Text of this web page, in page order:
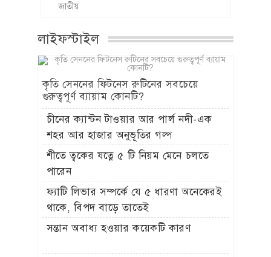
জাতীয়
লাইফস্টাইল
কৃতি সেননের ফিটনেস রুটিনের সবচেয়ে
গুরুত্বপূর্ণ ব্যায়াম কোনটি?
চীনের ক্যান্টন টাওয়ার আর পার্ল নদী-এক
শহর আর হাজার অনুভূতির গল্প
শীতে ত্বকের যত্নে ৫ টি নিয়ম মেনে চলতে
পারেন
ফ্যাটি লিভার সম্পর্কে যে ৫ ধারণা অনেকেরই
থাকে, বিপদ বাড়ে তাতেই
সন্তান অবাধ্য হওয়ার কয়েকটি কারণ